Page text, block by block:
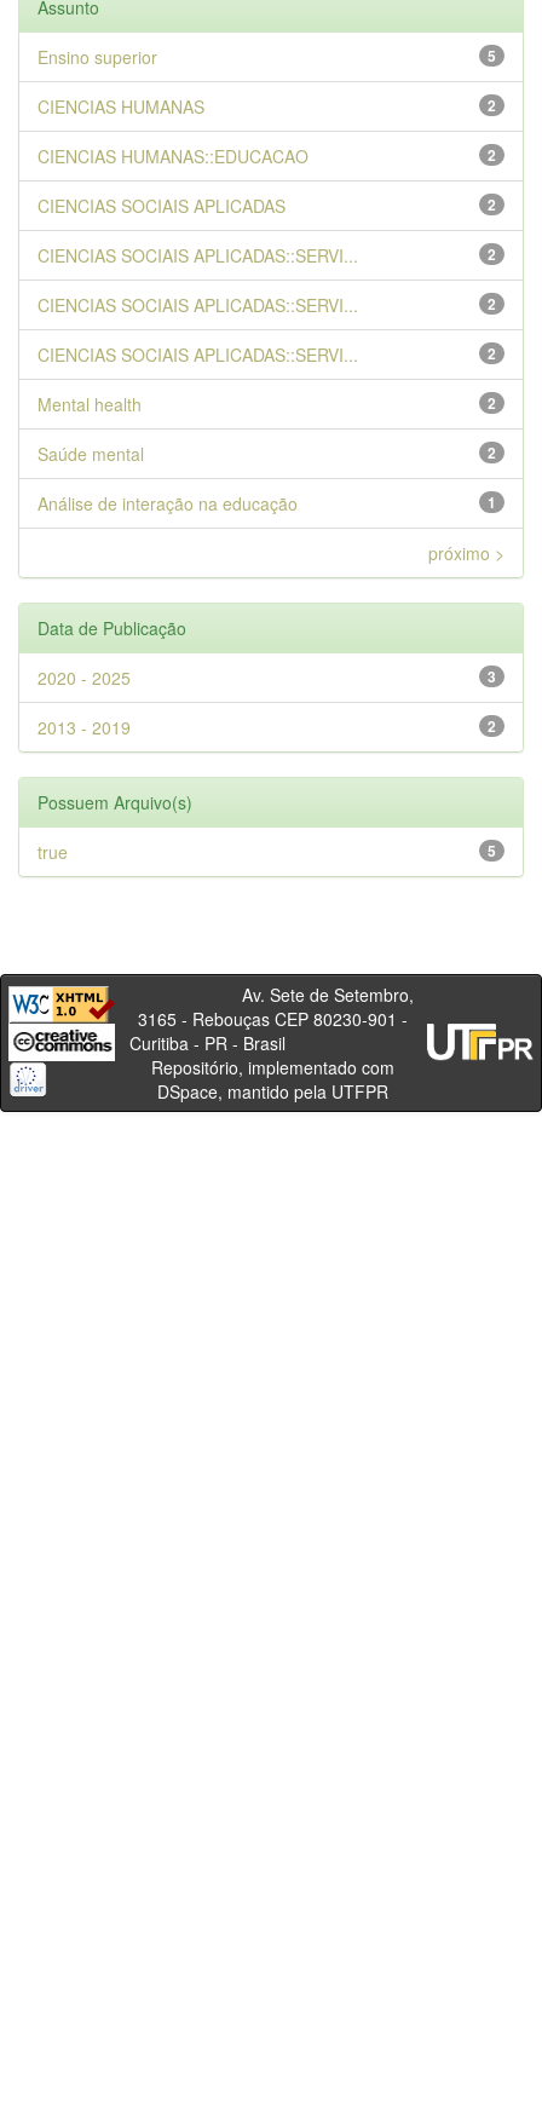
Assunto
5
Ensino superior
2
CIENCIAS HUMANAS
2
CIENCIAS HUMANAS::EDUCACAO
2
CIENCIAS SOCIAIS APLICADAS
2
CIENCIAS SOCIAIS APLICADAS::SERVI...
2
CIENCIAS SOCIAIS APLICADAS::SERVI...
2
CIENCIAS SOCIAIS APLICADAS::SERVI...
2
Mental health
2
Saúde mental
1
Análise de interação na educação
próximo >
Data de Publicação
3
2020 - 2025
2
2013 - 2019
Possuem Arquivo(s)
5
true
Av. Sete de Setembro,
3165 - Rebouças CEP 80230-901 -
Curitiba - PR - Brasil
Repositório, implementado com
DSpace, mantido pela UTFPR